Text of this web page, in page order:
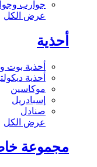
جوارب
عرض الكل
أحذية
أحذية بوت
أحذية
موكاسين
إسبادريل
صنادل
عرض الكل
مجموعة